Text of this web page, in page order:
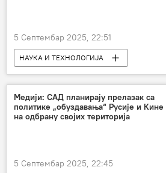
5 Септембар 2025, 22:51
НАУКА И ТЕХНОЛОГИЈА
Наука и технологија
истраживање
Друштво
Медији: САД планирају прелазак са
политике „обуздавања“ Русије и Кине
на одбрану својих територија
5 Септембар 2025, 22:45